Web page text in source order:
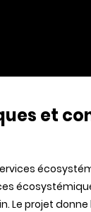
et
Le projet